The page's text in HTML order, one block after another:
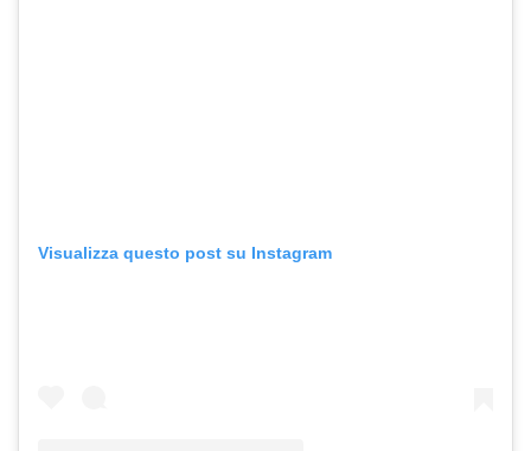
Visualizza questo post su Instagram